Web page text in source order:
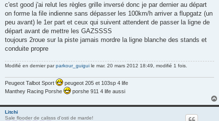
s
a
g
c'est good j'ai relut les règles grille inversé donc je par dernier au départ
on forme la file indienne sans dépasser les 100km/h arriver a flupgatz (un
peu avant) le 1er part et ceux qui suivent attendent de passer la ligne de
départ avant de mettre les GAZSSSS
toujours 2roue sur la piste jamais mordre la ligne blanche des stands et
conduite propre
Modifié en dernier parparkour_guigui le mar. 20 mars 2012 18:49, modifié 1 fois.
Peugeot Talbot Sport
peugeot 205 et 103sp 4 life
Manthey Racing Porshe
porshe 911 4 life aussi
Litchi
Sale flooder de calisss d'osti de marde!